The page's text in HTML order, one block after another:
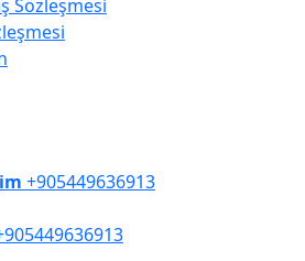
Sözleşmesi
+905449636913